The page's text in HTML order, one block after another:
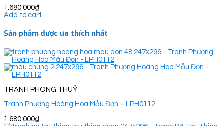
1.680.000₫
Add to cart
Sản phẩm được ưa thích nhất
TRANH PHONG THUỶ
Tranh Phượng Hoàng Hoa Mẫu Đơn – LPH0112
1.680.000₫